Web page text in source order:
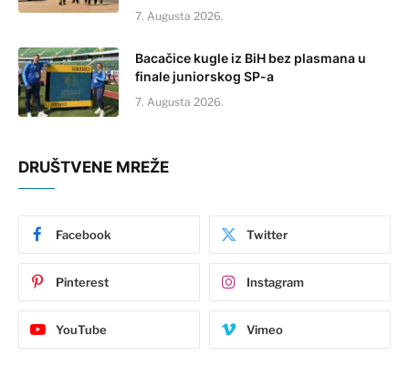
7. Augusta 2026.
Bacačice kugle iz BiH bez plasmana u
finale juniorskog SP-a
7. Augusta 2026.
DRUŠTVENE MREŽE
Facebook Twitter
Pinterest Instagram
YouTube Vimeo